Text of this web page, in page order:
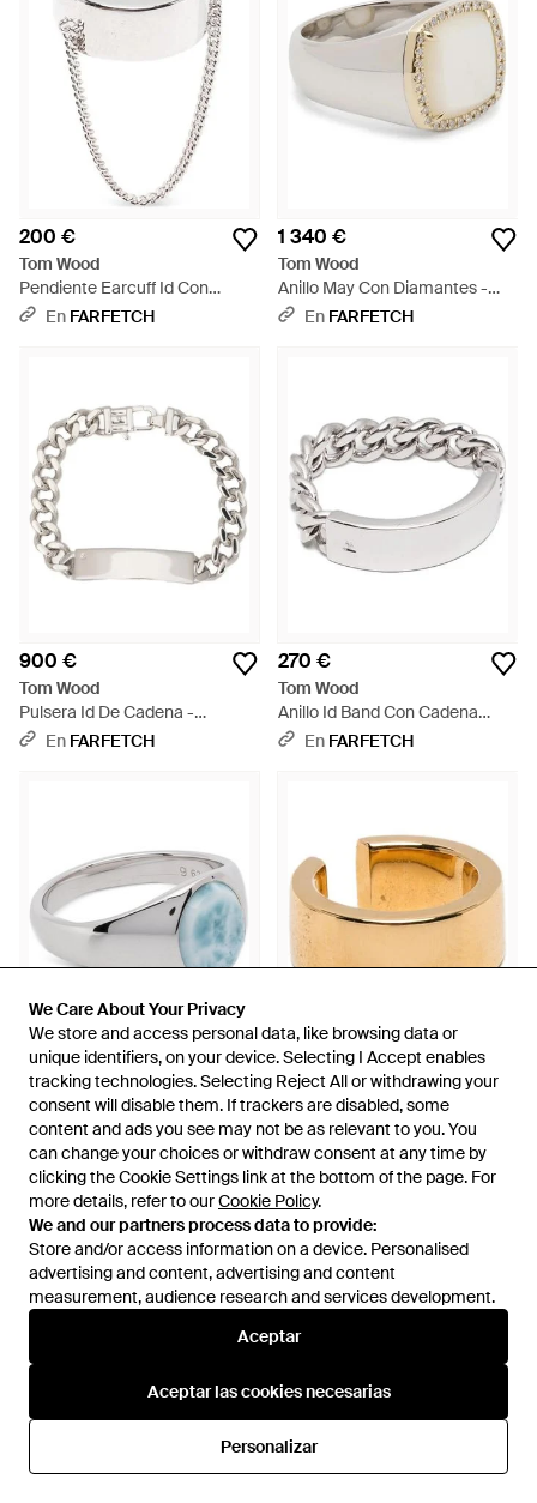
We Care About Your Privacy
We store and access personal data, like browsing data or
unique identifiers, on your device. Selecting I Accept enables
tracking technologies. Selecting Reject All or withdrawing your
consent will disable them. If trackers are disabled, some
content and ads you see may not be as relevant to you. You
can change your choices or withdraw consent at any time by
clicking the Cookie Settings link at the bottom of the page. For
more details, refer to ourCookie Policy.
We and our partners process data to provide:
Store and/or access information on a device. Personalised
advertising and content, advertising and content
measurement, audience research and services development.
Aceptar
Aceptar las cookies necesarias
Personalizar
We Care About Your Privacy
We store and access personal data, like browsing data or
unique identifiers, on your device. Selecting I Accept enables
tracking technologies. Selecting Reject All or withdrawing your
consent will disable them. If trackers are disabled, some
content and ads you see may not be as relevant to you. You
can change your choices or withdraw consent at any time by
clicking the Cookie Settings link at the bottom of the page. For
more details, refer to ourCookie Policy.
We and our partners process data to provide:
Store and/or access information on a device. Personalised
advertising and content, advertising and content
measurement, audience research and services development.
Aceptar
Aceptar las cookies necesarias
Personalizar
200 €
Tom Wood
Pendiente Earcuff Id Con
Cadena - Blanco
En FARFETCH
1 340 €
Tom Wood
Anillo May Con Diamantes -
Blanco
En FARFETCH
900 €
Tom Wood
Pulsera Id De Cadena -
Metálico
En FARFETCH
270 €
Tom Wood
Anillo Id Band Con Cadena
Barbada - Blanco
En FARFETCH
359 €
Tom Wood
Anillo Kim Ice - Gris
En FARFETCH
190 €
Tom Wood
Pendiente Earcuff Id - Neutro
En FARFETCH